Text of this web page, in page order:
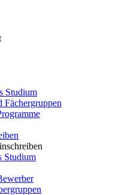
Studium
Fächergruppen
Studium